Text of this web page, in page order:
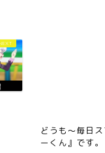
どうも〜毎日
ーくん』です。